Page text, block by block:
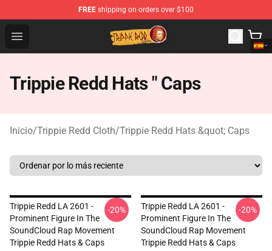
FREE shipping on orders over $100
Open menu
Trippie Redd Store - Official Trippie Redd Merchandise
Trippie Redd Hats " Caps
Inicio/Trippie Redd Cloth/Trippie Redd Hats &quot; Caps
Trippie Redd LA 2601 -
Prominent Figure In The
SoundCloud Rap Movement
Trippie Redd Hats & Caps
-20%
Trippie Redd LA 2601 -
Prominent Figure In The
SoundCloud Rap Movement
Trippie Redd Hats & Caps
-20%